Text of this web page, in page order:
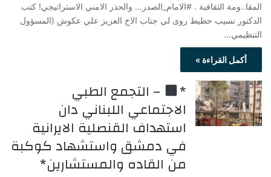
المقا..ومة الثقافية . #الامام_الصدر… والحذر الامني الاستراتيجي! كتب
الدكتور نسيب حطيط روى لي جناب الاخ العزيز علي عكوش (المسؤول
التنظيمي…
أكمل القراءة »
* – التجمع الطبي
الاجتماعي اللبناني دان
استهداف القنصلية الايرانية
في دمشق واستشهاد كوكبة
من القاده والمستشارين*